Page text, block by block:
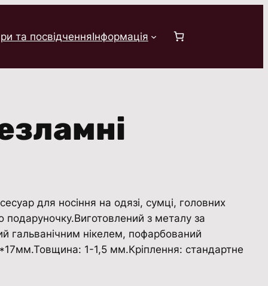
та посвідченняІнформація
для носіння на одязі, сумці, головних
з металу за
гальванічним нікелем, пофарбований
1-1,5 мм.Кріплення: стандартне